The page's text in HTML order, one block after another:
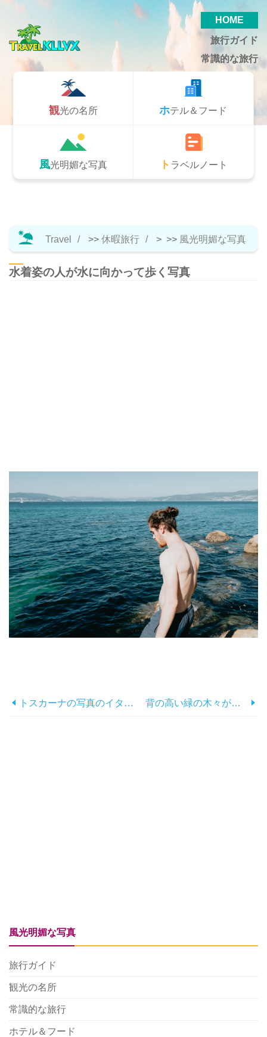
HOME
旅行ガイド
常識的な旅行
観光の名所 ホテル＆フード
風光明媚な写真 トラベルノート
Travel >> 休暇旅行 > >> 風光明媚な写真
水着姿の人が水に向かって歩く写真
トスカーナの写真のイタリアのパラッツォ 背の高い緑の木々が並ぶ舗装道路写真
風光明媚な写真
旅行ガイド
観光の名所
常識的な旅行
ホテル＆フード